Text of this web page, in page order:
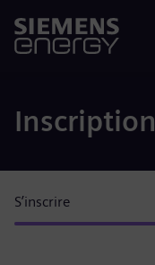
Inscription
S’inscrire